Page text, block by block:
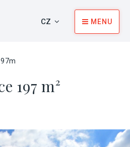
CZ MENU
197 m²